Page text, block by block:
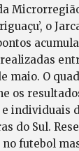
o
maio. O
os
individuais
do Sul.
no futebol